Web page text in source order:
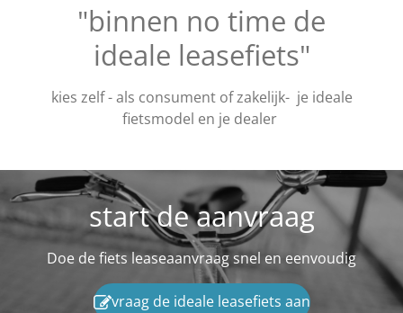
"binnen no time de
ideale leasefiets"
kies zelf - als consument of zakelijk- je ideale
fietsmodel en je dealer
start de aanvraag
Doe de fiets leaseaanvraag snel en eenvoudig
vraag de ideale leasefiets aan